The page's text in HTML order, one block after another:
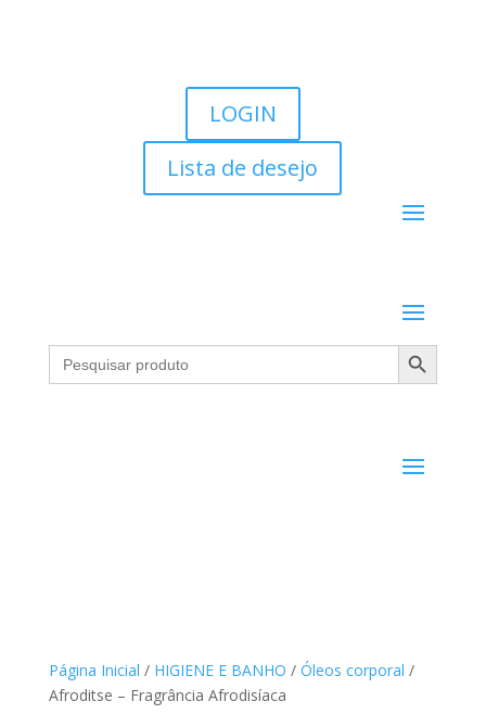
LOGIN
Lista de desejo
Search
for:
Search Button
Página Inicial / HIGIENE E BANHO / Óleos corporal /
Afroditse – Fragrância Afrodisíaca